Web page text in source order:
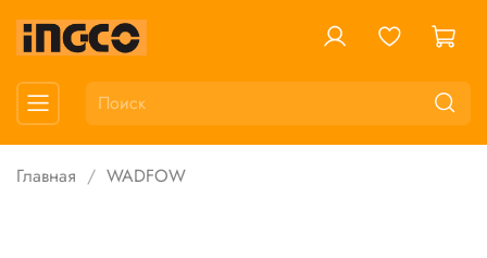
Главная WADFOW